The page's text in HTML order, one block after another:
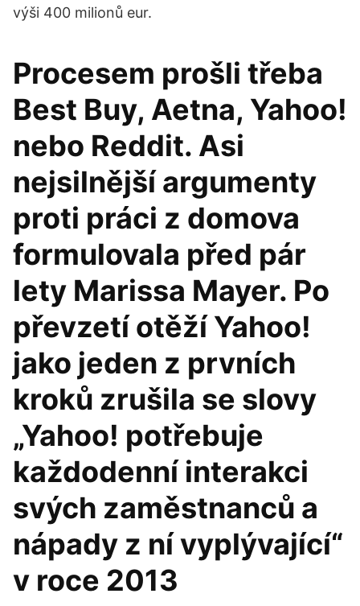
výši 400 milionů eur.
Procesem prošli třeba
Best Buy, Aetna, Yahoo!
nebo Reddit. Asi
nejsilnější argumenty
proti práci z domova
formulovala před pár
lety Marissa Mayer. Po
převzetí otěží Yahoo!
jako jeden z prvních
kroků zrušila se slovy
„Yahoo! potřebuje
každodenní interakci
svých zaměstnanců a
nápady z ní vyplývající“
v roce 2013